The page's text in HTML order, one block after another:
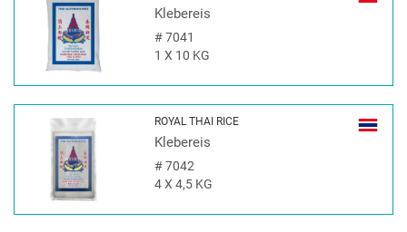
Klebereis
#7041
1 X 10 KG
ROYAL THAI RICE
Klebereis
#7042
4 X 4,5 KG